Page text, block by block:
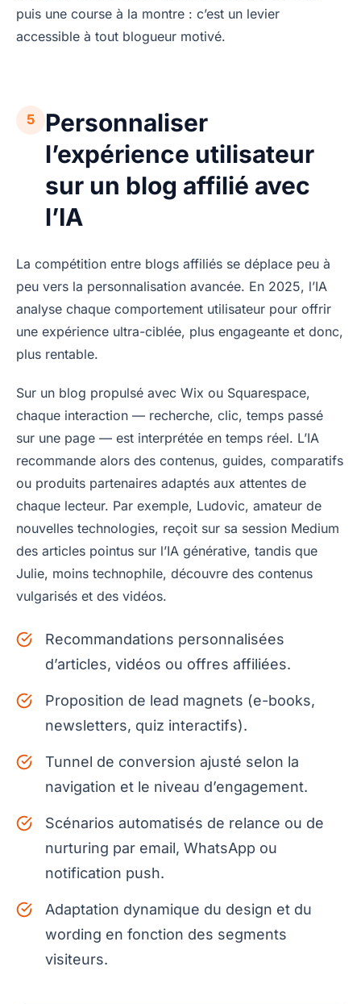
puis une course à la montre : c’est un levier
accessible à tout blogueur motivé.
5
Personnaliser
l’expérience utilisateur
sur un blog affilié avec
l’IA
La compétition entre blogs affiliés se déplace peu à
peu vers la personnalisation avancée. En 2025, l’IA
analyse chaque comportement utilisateur pour offrir
une expérience ultra-ciblée, plus engageante et donc,
plus rentable.
Sur un blog propulsé avec Wix ou Squarespace,
chaque interaction — recherche, clic, temps passé
sur une page — est interprétée en temps réel. L’IA
recommande alors des contenus, guides, comparatifs
ou produits partenaires adaptés aux attentes de
chaque lecteur. Par exemple, Ludovic, amateur de
nouvelles technologies, reçoit sur sa session Medium
des articles pointus sur l’IA générative, tandis que
Julie, moins technophile, découvre des contenus
vulgarisés et des vidéos.
Recommandations personnalisées
d’articles, vidéos ou offres affiliées.
Proposition de lead magnets (e-books,
newsletters, quiz interactifs).
Tunnel de conversion ajusté selon la
navigation et le niveau d’engagement.
Scénarios automatisés de relance ou de
nurturing par email, WhatsApp ou
notification push.
Adaptation dynamique du design et du
wording en fonction des segments
visiteurs.